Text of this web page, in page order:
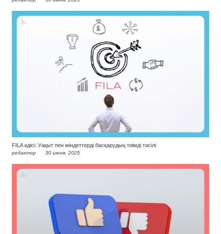
FILA әдісі: Уақыт пен міндеттерді басқарудың тиімді тәсілі
редактор 30 июня, 2025